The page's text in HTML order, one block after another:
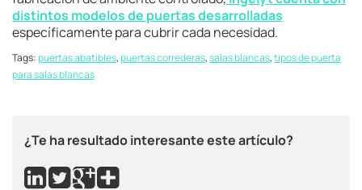
distintos modelos de puertas desarrolladas
específicamente para cubrir cada necesidad.
Tags:puertas abatibles,puertas correderas,salas blancas,tipos de puerta
para salas blancas
¿Te ha resultado interesante este artículo?